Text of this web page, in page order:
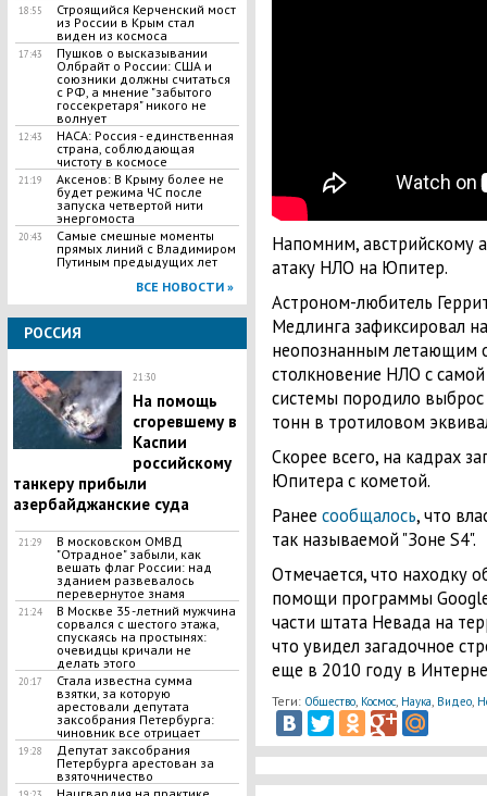
18:55
Строящийся Керченский мост
из России в Крым стал
виден из космоса
17:43
Пушков о высказывании
Олбрайт о России: США и
союзники должны считаться
с РФ, а мнение "забытого
госсекретаря" никого не
волнует
12:43
НАСА: Россия - единственная
страна, соблюдающая
чистоту в космосе
21:19
Аксенов: В Крыму более не
будет режима ЧС после
запуска четвертой нити
энергомоста
20:43
Самые смешные моменты
прямых линий с Владимиром
Путиным предыдущих лет
ВСЕ НОВОСТИ »
РОССИЯ
21:30
На помощь
сгоревшему в
Каспии
российскому
танкеру прибыли
азербайджанские суда
21:29
В московском ОМВД
"Отрадное" забыли, как
вешать флаг России: над
зданием развевалось
перевернутое знамя
21:24
В Москве 35-летний мужчина
сорвался с шестого этажа,
спускаясь на простынях:
очевидцы кричали не
делать этого
20:17
Стала известна сумма
взятки, за которую
арестовали депутата
заксобрания Петербурга:
чиновник все отрицает
19:28
Депутат заксобрания
Петербурга арестован за
взяточничество
Напомним, австрийскому
атаку НЛО на Юпитер.
Астроном-любитель
Медлинга зафиксировал
неопознанным летающим
столкновение НЛО с
системы породило
тонн в тротиловом
Скорее всего, на кадрах
Юпитера с кометой.
Ранее сообщалось, что
так называемой "Зоне S4".
Отмечается, что находку
помощи программы
части штата Невада на
что увидел загадочное
еще в 2010 году в
Теги: Общество, Космос, Наука, Видео,